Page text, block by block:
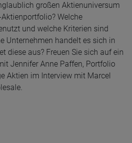
großen Aktienuniversum
Welche
und welche Kriterien sind
Unternehmen handelt es sich in
diese aus? Freuen Sie sich auf ein
Jennifer Anne Paffen, Portfolio
Aktien im Interview mit Marcel